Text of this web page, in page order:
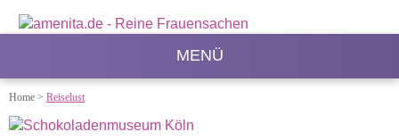
MENÜ
Home > Reiselust